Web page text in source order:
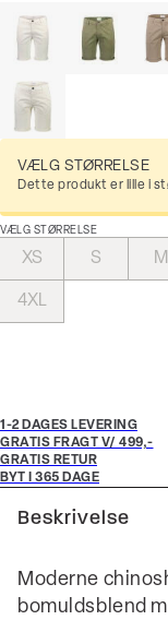
VÆLG STØRRELSE
Dette produkt er lille i
VÆLG STØRRELSE
XS S M
4XL
1-2 DAGES LEVERING
GRATIS FRAGT V/ 499,-
GRATIS RETUR
BYT I 365 DAGE
Beskrivelse
Moderne
bomuldsblend